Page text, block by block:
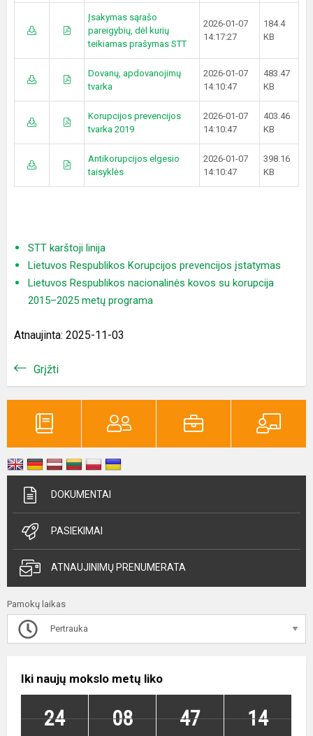
Įsakymas sąrašo
pareigybių, dėl kurių
teikiamas prašymas STT
2026-01-07
14:17:27
184.4
KB
Dovanų, apdovanojimų
tvarka
2026-01-07
14:10:47
483.47
KB
Korupcijos prevencijos
tvarka 2019
2026-01-07
14:10:47
403.46
KB
Antikorupcijos elgesio
taisyklės
2026-01-07
14:10:47
398.16
KB
STT karštoji linija
Lietuvos Respublikos Korupcijos prevencijos įstatymas
Lietuvos Respublikos nacionalinės kovos su korupcija
2015–2025 metų programa
Atnaujinta: 2025-11-03
Grįžti
DOKUMENTAI
PASIEKIMAI
ATNAUJINIMŲ PRENUMERATA
Pamokų laikas
Pertrauka
Iki naujų mokslo metų liko
24 08 47 13